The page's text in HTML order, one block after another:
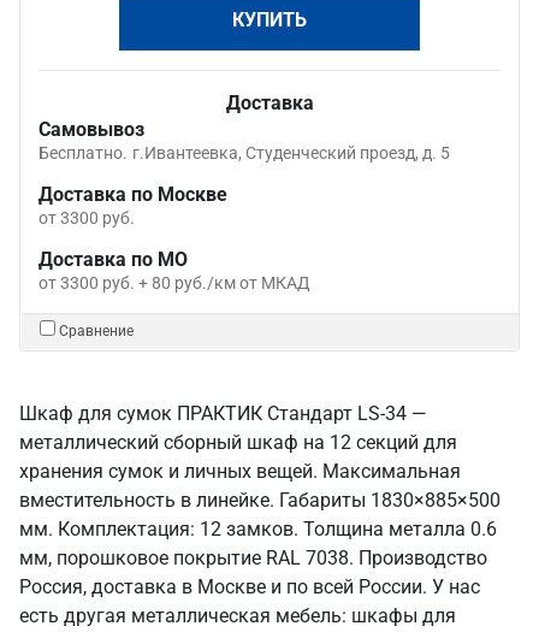
КУПИТЬ
Доставка
Самовывоз
Бесплатно. г.Ивантеевка, Студенческий проезд, д. 5
Доставка по Москве
от 3300 руб.
Доставка по МО
от 3300 руб. + 80 руб./км от МКАД
Сравнение
Шкаф для сумок ПРАКТИК Стандарт LS-34 —
металлический сборный шкаф на 12 секций для
хранения сумок и личных вещей. Максимальная
вместительность в линейке. Габариты 1830×885×500
мм. Комплектация: 12 замков. Толщина металла 0.6
мм, порошковое покрытие RAL 7038. Производство
Россия, доставка в Москве и по всей России. У нас
есть другая металлическая мебель: шкафы для